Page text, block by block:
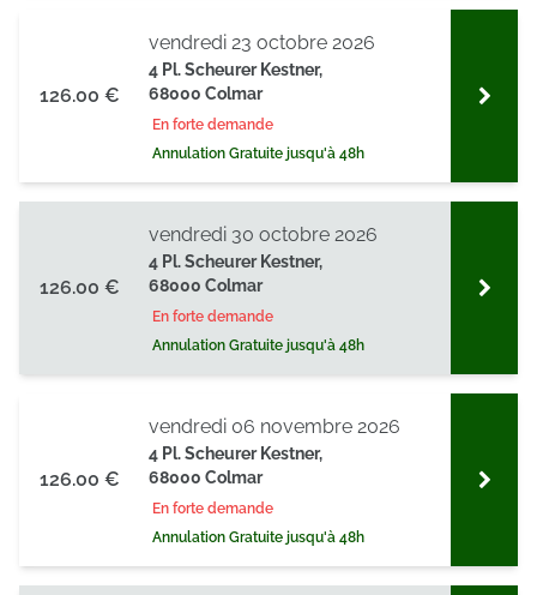
126.00 €
4 Pl. Scheurer Kestner,
68000 Colmar
En forte demande
Annulation Gratuite jusqu'à 48h
vendredi 23 octobre 2026
126.00 €
4 Pl. Scheurer Kestner,
68000 Colmar
En forte demande
Annulation Gratuite jusqu'à 48h
vendredi 30 octobre 2026
126.00 €
4 Pl. Scheurer Kestner,
68000 Colmar
En forte demande
Annulation Gratuite jusqu'à 48h
vendredi 06 novembre 2026